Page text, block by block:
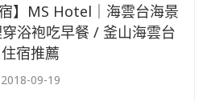
】MS Hotel｜海雲台海景
浴袍吃早餐 / 釜山海雲台
住宿推薦
2018-09-19